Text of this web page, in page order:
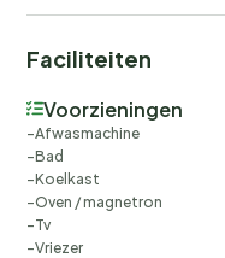
Faciliteiten
Voorzieningen
Afwasmachine
Bad
Koelkast
Oven / magnetron
Tv
Vriezer